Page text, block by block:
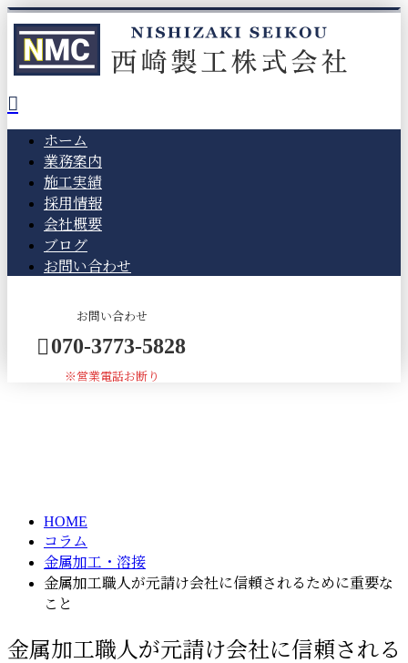
ホーム
業務案内
施工実績
採用情報
会社概要
ブログ
お問い合わせ
お問い合わせ
070-3773-5828
※営業電話お断り
HOME
コラム
金属加工・溶接
金属加工職人が元請け会社に信頼されるために重要な
こと
金属加工職人が元請け会社に信頼される